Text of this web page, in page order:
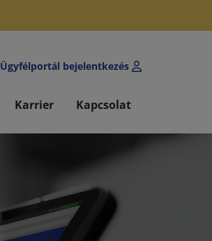
Ügyfélportál bejelentkezés
Karrier Kapcsolat